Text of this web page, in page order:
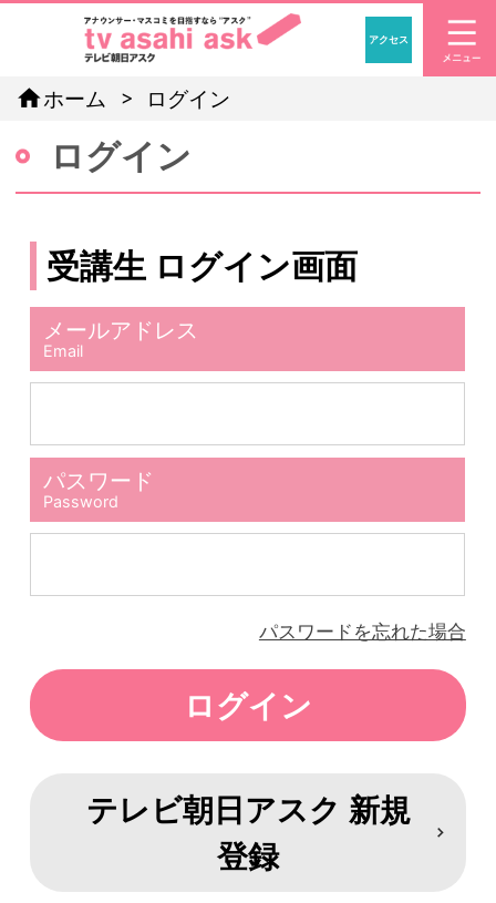
「アナウ
アクセス
homeホーム ログイン
ログイン
受講生 ログイン画面
メールアドレス
Email
パスワード
Password
パスワードを忘れた場合
テレビ朝日アスク 新規
登録